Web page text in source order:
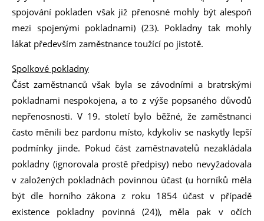
spojování pokladen však již přenosné mohly být alespoň
mezi spojenými pokladnami) (23). Pokladny tak mohly
lákat především zaměstnance toužící po jistotě.
Spolkové pokladny
Část zaměstnanců však byla se závodními a bratrskými
pokladnami nespokojena, a to z výše popsaného důvodů
nepřenosnosti. V 19. století bylo běžné, že zaměstnanci
často měnili bez pardonu místo, kdykoliv se naskytly lepší
podmínky jinde. Pokud část zaměstnavatelů nezakládala
pokladny (ignorovala prostě předpisy) nebo nevyžadovala
v založených pokladnách povinnou účast (u horníků měla
být dle horního zákona z roku 1854 účast v případě
existence pokladny povinná (24)), měla pak v očích